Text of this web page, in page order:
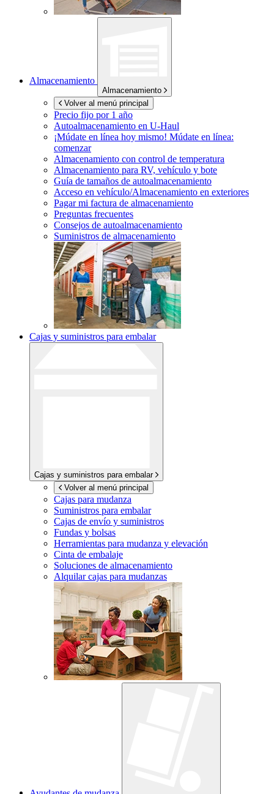
Almacenamiento
Almacenamiento
Volver al menú principal
Precio fijo por 1 año
Autoalmacenamiento en U-Haul
¡Múdate en línea hoy mismo! Múdate en línea:
comenzar
Almacenamiento con control de temperatura
Almacenamiento para RV, vehículo y bote
Guía de tamaños de autoalmacenamiento
Acceso en vehículo/Almacenamiento en exteriores
Pagar mi factura de almacenamiento
Preguntas frecuentes
Consejos de autoalmacenamiento
Suministros de almacenamiento
Cajas y suministros para embalar
Cajas y suministros para embalar
Volver al menú principal
Cajas para mudanza
Suministros para embalar
Cajas de envío y suministros
Fundas y bolsas
Herramientas para mudanza y elevación
Cinta de embalaje
Soluciones de almacenamiento
Alquilar cajas para mudanzas